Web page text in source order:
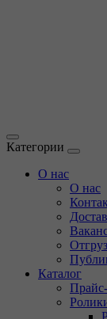
Категории
О нас
О нас
Каталог